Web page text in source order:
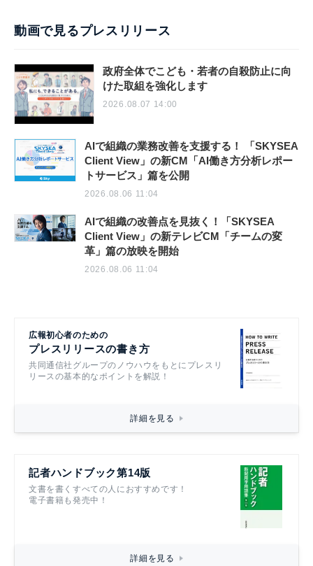
動画で見るプレスリリース
政府全体でこども・若者の自殺防止に向
けた取組を強化します
2026.08.07 14:00
AIで組織の業務改善を支援する！ 「SKYSEA
Client View」の新CM「AI働き方分析レポー
トサービス」篇を公開
2026.08.06 11:04
AIで組織の改善点を見抜く！「SKYSEA
Client View」の新テレビCM「チームの変
革」篇の放映を開始
2026.08.06 11:04
広報初心者のための
プレスリリースの書き方
共同通信社グループのノウハウをもとにプレスリ
リースの基本的なポイントを解説！
詳細を見る
記者ハンドブック第14版
文書を書くすべての人におすすめです！
電子書籍も発売中！
詳細を見る